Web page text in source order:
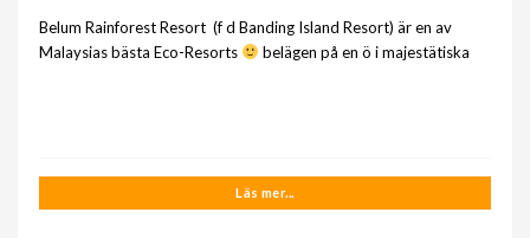
Belum Rainforest Resort (f d Banding Island Resort) är en av
Malaysias bästa Eco-Resorts
belägen på en ö i majestätiska
Läs mer...